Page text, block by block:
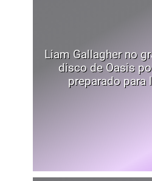
Liam Gallagher no
disco de Oasis
preparado para